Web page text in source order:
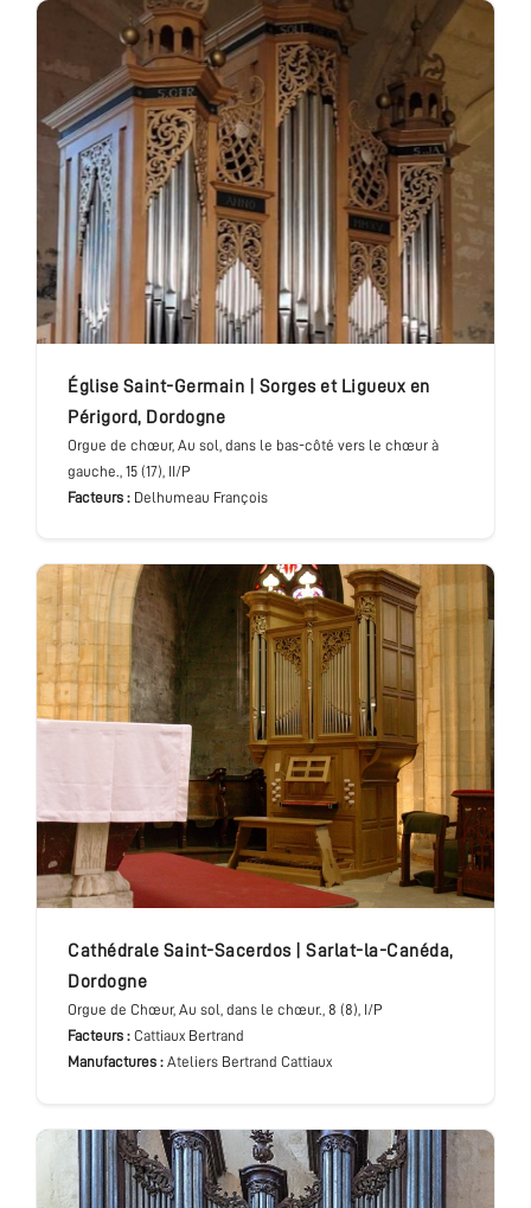
église Saint-Germain
Sorges et Ligueux en
Périgord, Dordogne
Orgue de chœur, Au sol, dans le bas-côté vers le chœur à
gauche., 15 (17), II/P
Facteurs : Delhumeau François
cathédrale Saint-Sacerdos| Sarlat-la-Canéda,
Dordogne
Orgue de Chœur, Au sol, dans le chœur., 8 (8), I/P
Facteurs : Cattiaux Bertrand
Manufactures : Ateliers Bertrand Cattiaux